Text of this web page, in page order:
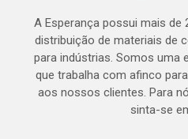
A Esperança possui mais de
distribuição de materiais de
para indústrias. Somos uma
que trabalha com afinco
aos nossos clientes. Para
sinta-se